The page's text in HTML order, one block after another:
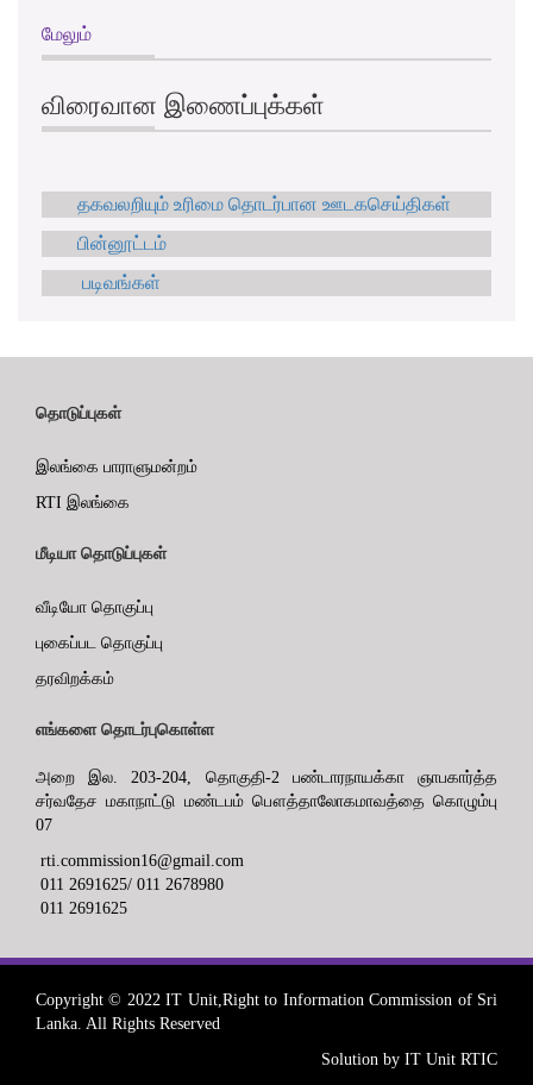
மேலும்
விரைவான இணைப்புக்கள்
தகவலறியும் உரிமை தொடர்பான ஊடகசெய்திகள்
பின்னூட்டம்
படிவங்கள்
தொடுப்புகள்
இலங்கை பாராளுமன்றம்
RTI இலங்கை
மீடியா தொடுப்புகள்
வீடியோ தொகுப்பு
புகைப்பட தொகுப்பு
தரவிறக்கம்
எங்களை தொடர்புகொள்ள
அறை இல. 203-204, தொகுதி-2 பண்டாரநாயக்கா ஞாபகார்த்த
சர்வதேச மகாநாட்டு மண்டபம் பௌத்தாலோகமாவத்தை கொழும்பு
07
rti.commission16@gmail.com
011 2691625/ 011 2678980
011 2691625
Copyright © 2022 IT Unit,Right to Information Commission of Sri
Lanka. All Rights Reserved
Solution by IT Unit RTIC